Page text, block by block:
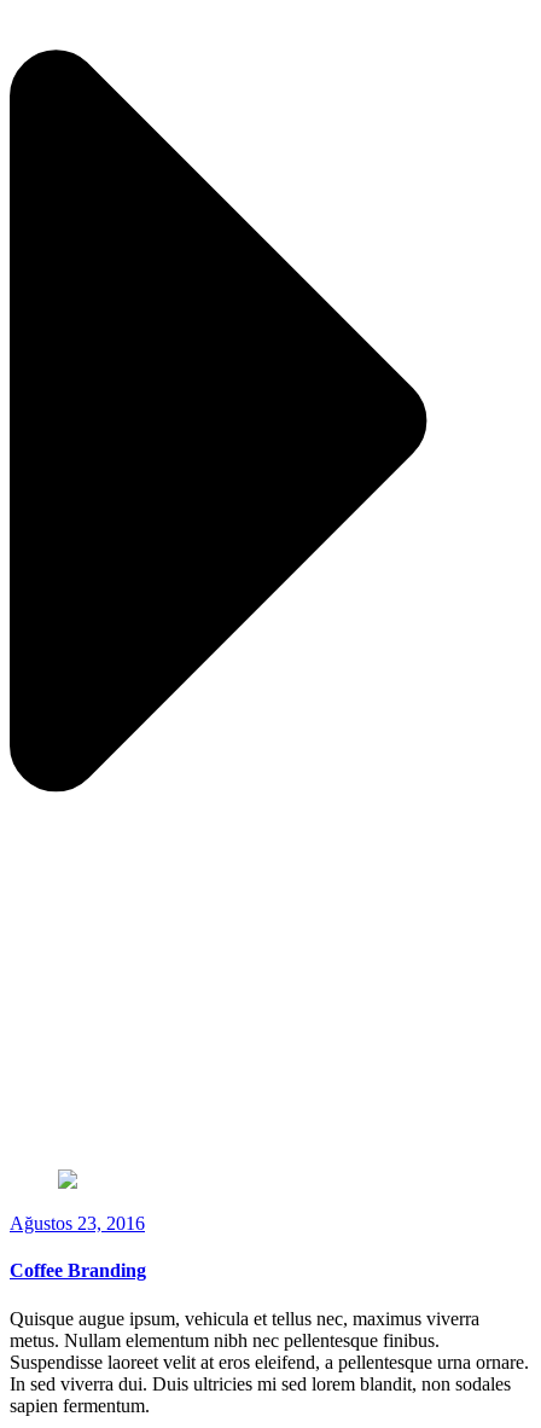
Ağustos 23, 2016
Coffee Branding
Quisque augue ipsum, vehicula et tellus nec, maximus viverra
metus. Nullam elementum nibh nec pellentesque finibus.
Suspendisse laoreet velit at eros eleifend, a pellentesque urna ornare.
In sed viverra dui. Duis ultricies mi sed lorem blandit, non sodales
sapien fermentum.